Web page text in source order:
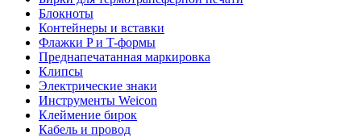
Блокноты
Контейнеры и вставки
Флажки P и T-формы
Преднапечатанная маркировка
Клипсы
Электрические знаки
Инструменты Weicon
Клеймение бирок
Кабель и провод